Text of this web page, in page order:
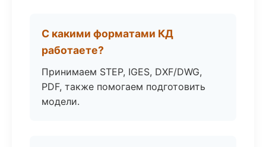
С какими форматами КД
работаете?
Принимаем STEP, IGES, DXF/DWG,
PDF, также помогаем подготовить
модели.